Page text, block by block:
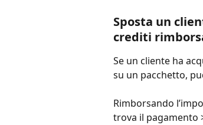
Sposta un
crediti
Se un cliente ha
su un pacchetto,
Rimborsando
trova il pagamento